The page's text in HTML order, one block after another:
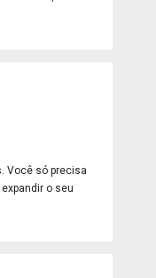
Você só precisa
o seu